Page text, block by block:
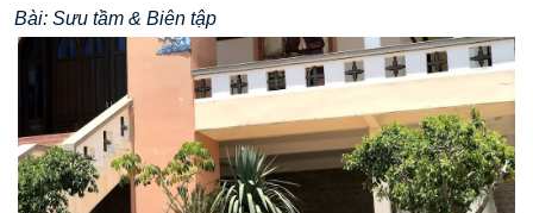
Bài: Sưu tầm & Biên tập